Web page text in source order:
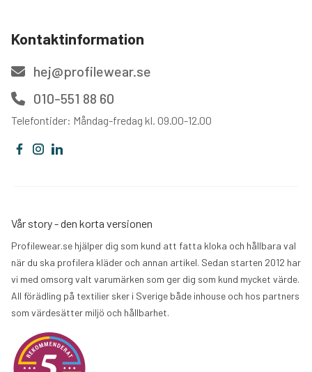
Kontaktinformation
hej@profilewear.se
010-551 88 60
Telefontider: Måndag-fredag kl. 09.00-12.00
Vår story - den korta versionen
Profilewear.se hjälper dig som kund att fatta kloka och hållbara val
när du ska profilera kläder och annan artikel. Sedan starten 2012 har
vi med omsorg valt varumärken som ger dig som kund mycket värde.
All förädling på textilier sker i Sverige både inhouse och hos partners
som värdesätter miljö och hållbarhet.